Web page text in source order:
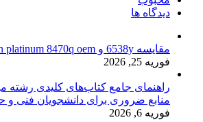
دیدگاه ها
مقایسه 6538y و intel xeon platinum 8470q oem
فوریه 25, 2026
راهنمای جامع کتاب‌های کلیدی رشته
منابع ضروری برای دانشجویان فنی و
فوریه 6, 2026